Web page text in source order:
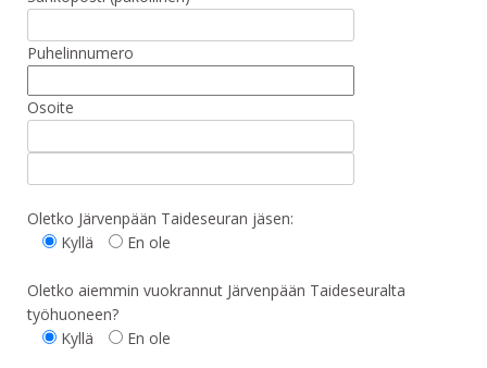
Puhelinnumero
Osoite
Oletko Järvenpään Taideseuran jäsen:
Kyllä
En ole
Oletko aiemmin vuokrannut Järvenpään Taideseuralta
työhuoneen?
Kyllä
En ole